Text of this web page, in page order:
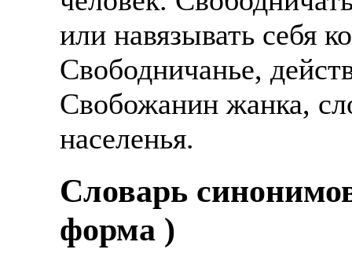
или навязывать себя
Свободничанье,
Свобожанин жанка,
населенья.
Cловарь
форма )